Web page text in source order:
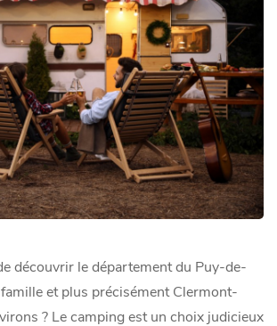
découvrir le département du Puy-de-
et plus précisément Clermont-
? Le camping est un choix judicieux